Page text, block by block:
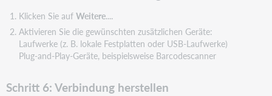
Klicken Sie auf Weitere....
Aktivieren Sie die gewünschten zusätzlichen Geräte:
Laufwerke (z. B. lokale Festplatten oder USB-Laufwerke)
Plug-and-Play-Geräte, beispielsweise Barcodescanner
Schritt 6: Verbindung herstellen